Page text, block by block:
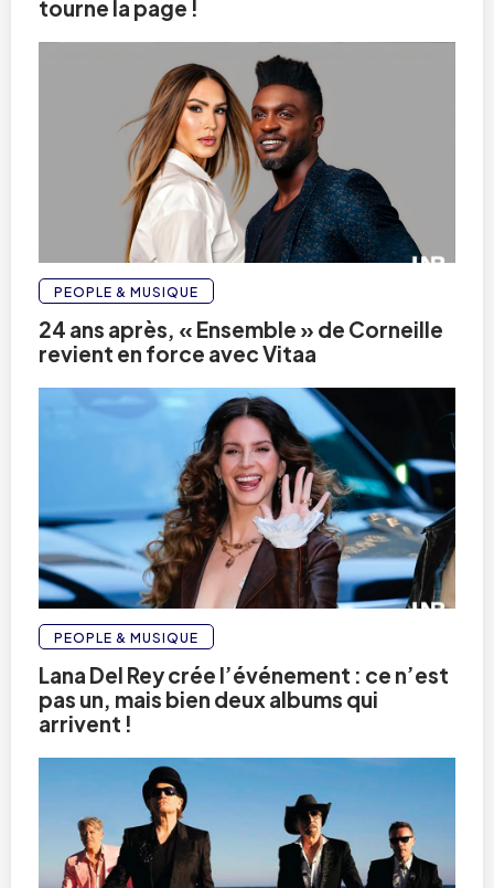
tourne la page !
PEOPLE & MUSIQUE
24 ans après, « Ensemble » de Corneille
revient en force avec Vitaa
PEOPLE & MUSIQUE
Lana Del Rey crée l’événement : ce n’est
pas un, mais bien deux albums qui
arrivent !